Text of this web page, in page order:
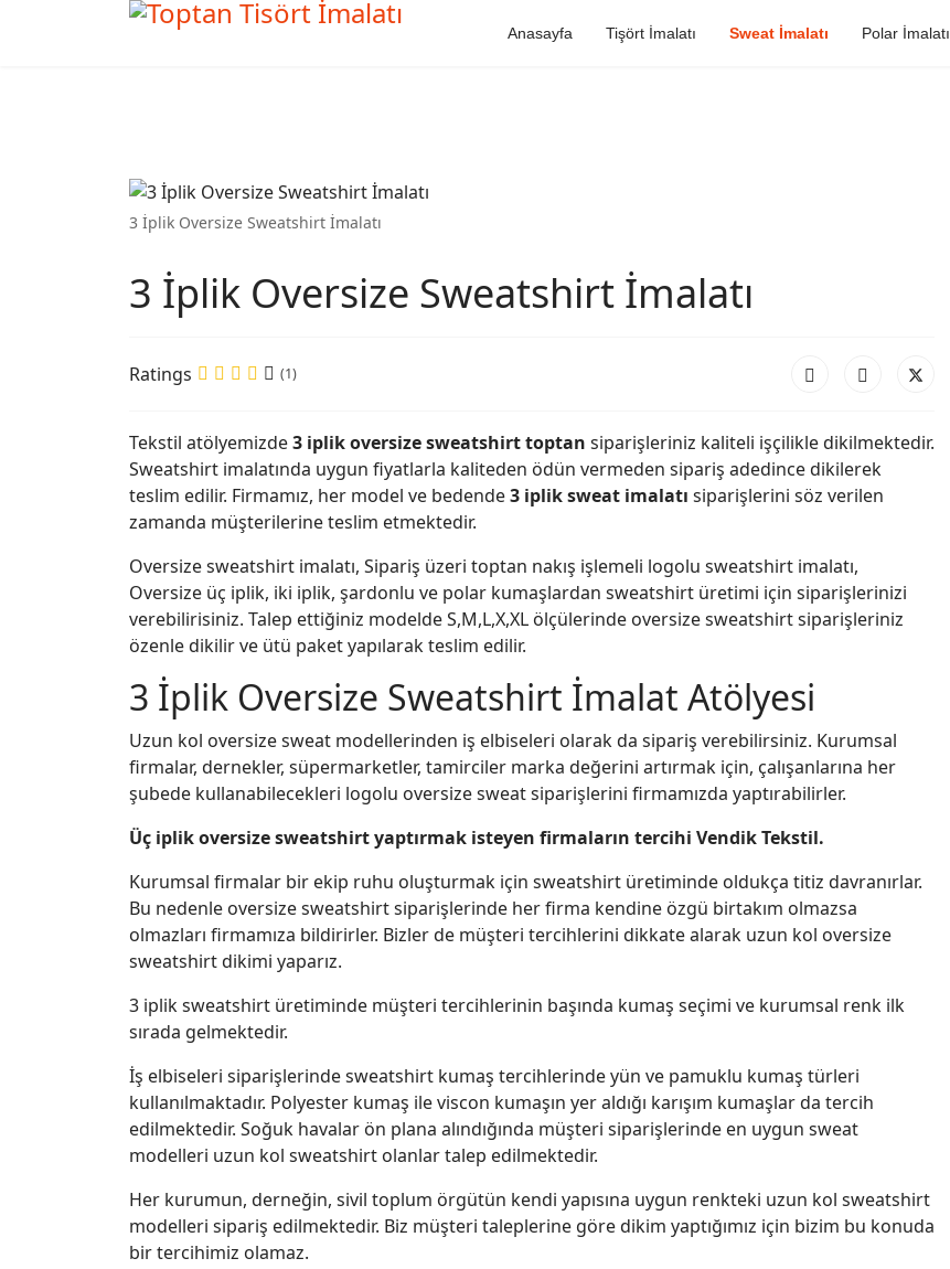
Anasayfa Tişört İmalatı Sweat İmalatı Polar İmalatı
3 İplik Oversize Sweatshirt İmalatı
3 İplik Oversize Sweatshirt İmalatı
Ratings (1)
Tekstil atölyemizde3 iplik oversize sweatshirt toptan siparişleriniz kaliteli işçilikle dikilmektedir.
Sweatshirt imalatında uygun fiyatlarla kaliteden ödün vermeden sipariş adedince dikilerek
teslim edilir. Firmamız, her model ve bedende3 iplik sweat imalatı siparişlerini söz verilen
zamanda müşterilerine teslim etmektedir.
Oversize sweatshirt imalatı, Sipariş üzeri toptan nakış işlemeli logolu sweatshirt imalatı,
Oversize üç iplik, iki iplik, şardonlu ve polar kumaşlardan sweatshirt üretimi için siparişlerinizi
verebilirisiniz. Talep ettiğiniz modelde S,M,L,X,XL ölçülerinde oversize sweatshirt siparişleriniz
özenle dikilir ve ütü paket yapılarak teslim edilir.
3 İplik Oversize Sweatshirt İmalat Atölyesi
Uzun kol oversize sweat modellerinden iş elbiseleri olarak da sipariş verebilirsiniz. Kurumsal
firmalar, dernekler, süpermarketler, tamirciler marka değerini artırmak için, çalışanlarına her
şubede kullanabilecekleri logolu oversize sweat siparişlerini firmamızda yaptırabilirler.
Üç iplik oversize sweatshirt yaptırmak isteyen firmaların tercihi Vendik Tekstil.
Kurumsal firmalar bir ekip ruhu oluşturmak için sweatshirt üretiminde oldukça titiz davranırlar.
Bu nedenle oversize sweatshirt siparişlerinde her firma kendine özgü birtakım olmazsa
olmazları firmamıza bildirirler. Bizler de müşteri tercihlerini dikkate alarak uzun kol oversize
sweatshirt dikimi yaparız.
3 iplik sweatshirt üretiminde müşteri tercihlerinin başında kumaş seçimi ve kurumsal renk ilk
sırada gelmektedir.
İş elbiseleri siparişlerinde sweatshirt kumaş tercihlerinde yün ve pamuklu kumaş türleri
kullanılmaktadır. Polyester kumaş ile viscon kumaşın yer aldığı karışım kumaşlar da tercih
edilmektedir. Soğuk havalar ön plana alındığında müşteri siparişlerinde en uygun sweat
modelleri uzun kol sweatshirt olanlar talep edilmektedir.
Her kurumun, derneğin, sivil toplum örgütün kendi yapısına uygun renkteki uzun kol sweatshirt
modelleri sipariş edilmektedir. Biz müşteri taleplerine göre dikim yaptığımız için bizim bu konuda
bir tercihimiz olamaz.